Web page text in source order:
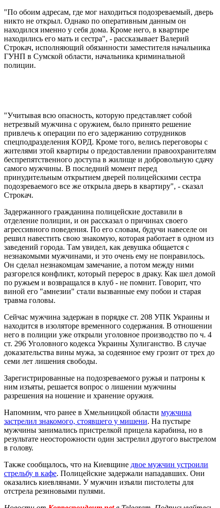
"По обоим адресам, где мог находиться подозреваемый, дверь
никто не открыл. Однако по оперативным данным он
находился именно у себя дома. Кроме него, в квартире
находились его мать и сестра", - рассказывает Валерий
Строкач, исполняющий обязанности заместителя начальника
ГУНП в Сумской области, начальника криминальной
полиции.
"Учитывая всю опасность, которую представляет собой
нетрезвый мужчина с оружием, было принято решение
привлечь к операции по его задержанию сотрудников
спецподразделения КОРД. Кроме того, велись переговоры с
жителями этой квартиры о предоставлении правоохранителям
беспрепятственного доступа в жилище и добровольную сдачу
самого мужчины. В последний момент перед
принудительным открытием дверей полицейскими сестра
подозреваемого все же открыла дверь в квартиру", - сказал
Строкач.
Задержанного гражданина полицейские доставили в
отделение полиции, и он рассказал о причинах своего
агрессивного поведения. По его словам, будучи навеселе он
решил навестить свою знакомую, которая работает в одном из
заведений города. Там увидел, как девушка общается с
незнакомыми мужчинами, и это очень ему не понравилось.
Он сделал незнакомцам замечание, а потом между ними
разгорелся конфликт, который перерос в драку. Как шел домой
по ружьем и возвращался в клуб - не помнит. Говорит, что
виной его "амнезии" стали вызванные ему побои и старая
травма головы.
Сейчас мужчина задержан в порядке ст. 208 УПК Украины и
находится в изоляторе временного содержания. В отношении
него в полиции уже открыли уголовное производство по ч. 4
ст. 296 Уголовного кодекса Украины Хулиганство. В случае
доказательства вины мужа, за содеянное ему грозит от трех до
семи лет лишения свободы.
Зарегистрированные на подозреваемого ружья и патроны к
ним изъяты, решается вопрос о лишении мужчины
разрешения на ношение и хранение оружия.
Напомним, что ранее в Хмельницкой области мужчина
застрелил знакомого, стоявшего у мишени. На пустыре
мужчины занимались пристрелкой прицела карабина, но в
результате неосторожности один застрелил другого выстрелом
в голову.
Также сообщалось, что на Киевщине двое мужчин устроили
стрельбу в кафе. Полицейские задержали нападавших. Они
оказались киевлянами. У мужчин изъяли пистолеты для
отстрела резиновыми пулями.